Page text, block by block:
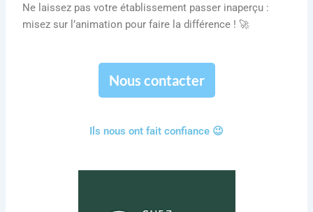
Ne laissez pas votre établissement passer inaperçu :
misez sur l’animation pour faire la différence ! 🚀
Nous contacter
Ils nous ont fait confiance 😉